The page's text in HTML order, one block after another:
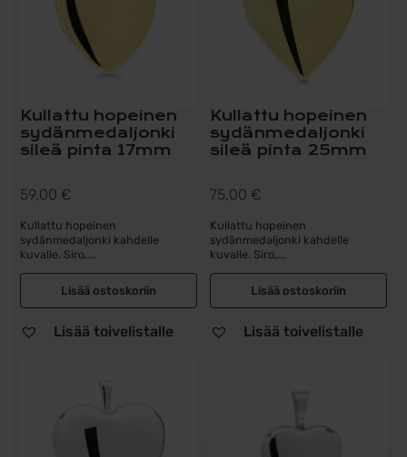
Kullattu hopeinen
sydänmedaljonki
sileä pinta 17mm
59,00 €
Kullattu hopeinen
sydänmedaljonki kahdelle
kuvalle. Siro,...
Lisää ostoskoriin
Lisää toivelistalle
Kullattu hopeinen
sydänmedaljonki
sileä pinta 25mm
75,00 €
Kullattu hopeinen
sydänmedaljonki kahdelle
kuvalle. Siro,...
Lisää ostoskoriin
Lisää toivelistalle